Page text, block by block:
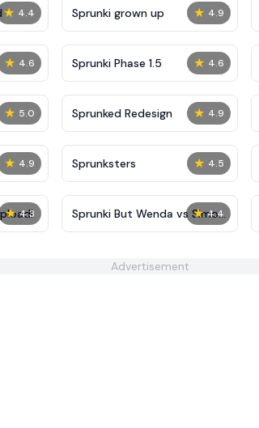
★ 4.4 ★ 4.9
Sprunki grown up
★ 4.6 ★ 4.6
Sprunki Phase 1.5
★ 5.0 ★ 4.9
Sprunked Redesign
★ 4.9 ★ 4.5
Sprunksters
★ 4.3 ★ 4.4
Sprunki But Wenda vs Simon
Treatment
Advertisement